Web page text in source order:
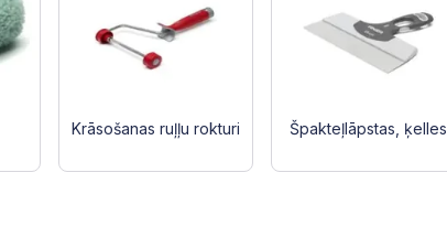
Krāsošanas ruļļu rokturi Špakteļlāpstas, ķelles